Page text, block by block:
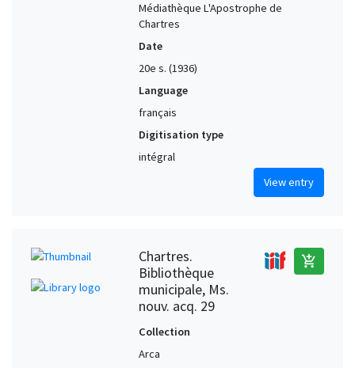
Médiathèque L'Apostrophe de
Chartres
Date
20e s. (1936)
Language
français
Digitisation type
intégral
View entry
Chartres.
Bibliothèque
municipale, Ms.
nouv. acq. 29
add_shopping_cart
Collection
Arca